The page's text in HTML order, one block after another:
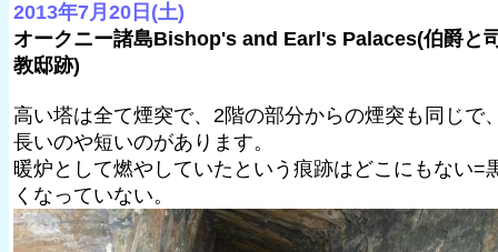
2013年7月20日(土)
オークニー諸島Bishop's and Earl's Palaces(伯爵と
教邸跡)
高い塔は全て煙突で、2階の部分からの煙突も同じで
長いのや短いのがあります。
暖炉として燃やしていたという痕跡はどこにもない=
くなっていない。